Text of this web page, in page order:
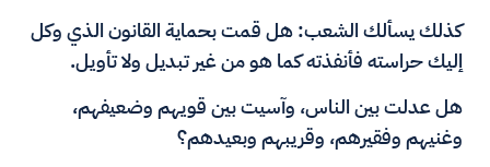
كذلك يسألك الشعب: هل قمت بحماية القانون الذي وكل
إليك حراسته فأنفذته كما هو من غير تبديل ولا تأويل.
هل عدلت بين الناس، وآسيت بين قويهم وضعيفهم،
وغنيهم وفقيرهم، وقريبهم وبعيدهم؟